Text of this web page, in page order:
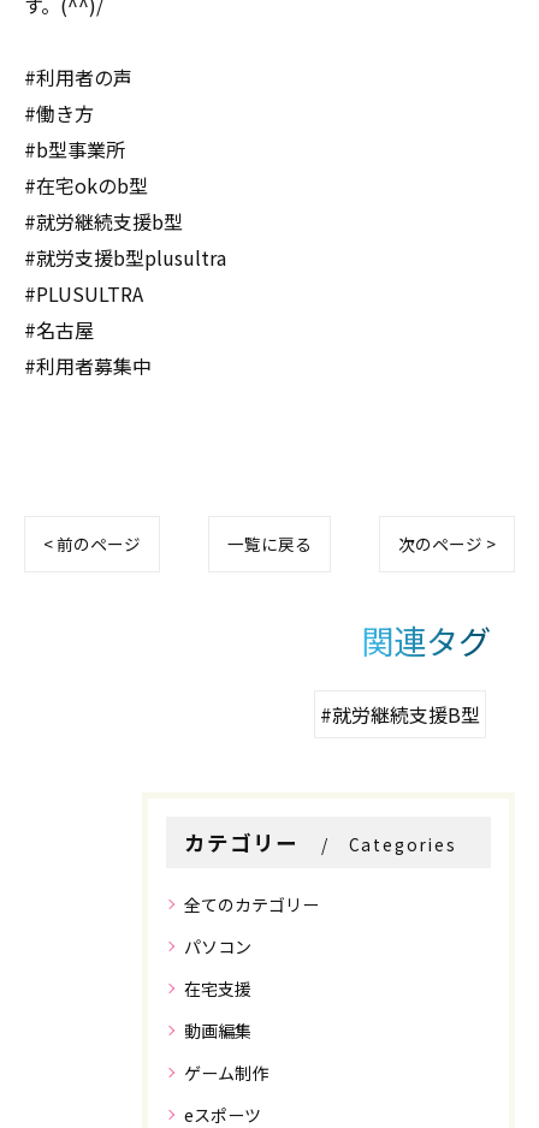
#利用者の声
#働き方
#b型事業所
#在宅okのb型
#就労継続支援b型
#就労支援b型plusultra
#PLUSULTRA
#名古屋
#利用者募集中
< 前のページ 一覧に戻る 次のページ >
関連タグ
#就労継続支援B型
カテゴリー Categories
全てのカテゴリー
パソコン
在宅支援
動画編集
ゲーム制作
eスポーツ